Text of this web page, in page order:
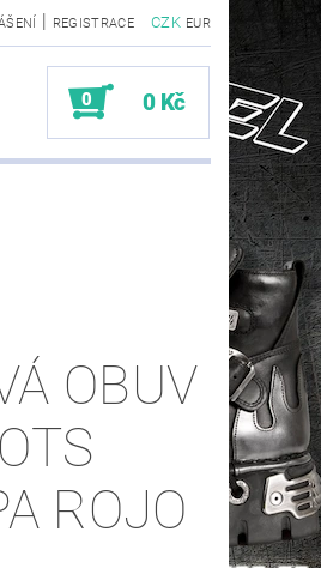
CZK EUR
| REGISTRACE
0 0 Kč
BIKER BOOTS
OBUV
ROJO